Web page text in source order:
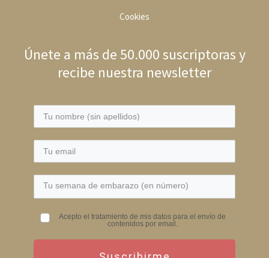
Cookies
Únete a más de 50.000 suscriptoras y
recibe nuestra newsletter
Acepto el tratamiento de mis datos para el envío de
contenidos por email.